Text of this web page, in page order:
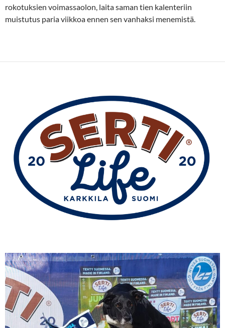
rokotuksien voimassaolon, laita saman tien kalenteriin
muistutus paria viikkoa ennen sen vanhaksi menemistä.